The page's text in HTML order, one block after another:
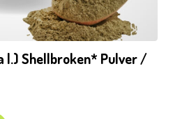
l.) Shellbroken* Pulver /